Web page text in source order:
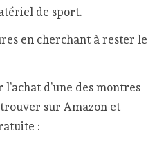
de sport.
en cherchant à rester le
d’une des montres
sur Amazon et
: